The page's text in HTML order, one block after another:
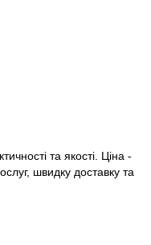
та якості. Ціна -
швидку доставку та